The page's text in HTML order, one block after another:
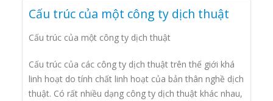
Cấu trúc của một công ty dịch thuật
Cấu trúc của một công ty dịch thuật
Cấu trúc của các công ty dịch thuật trên thế giới khá
linh hoạt do tính chất linh hoạt của bản thân nghề dịch
thuật. Có rất nhiều dạng công ty dịch thuật khác nhau,